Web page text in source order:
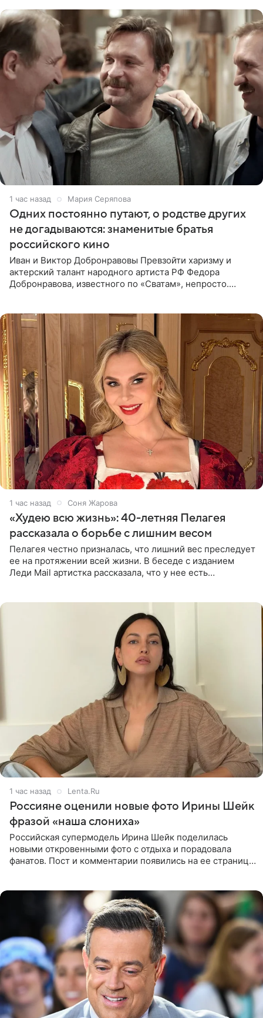
1 час назад Мария Серяпова
Одних постоянно путают, о родстве других
не догадываются: знаменитые братья
российского кино
Иван и Виктор Добронравовы Превзойти харизму и
актерский талант народного артиста РФ Федора
Добронравова, известного по «Сватам», непросто.
1 час назад Соня Жарова
«Худею всю жизнь»: 40-летняя Пелагея
рассказала о борьбе с лишним весом
Пелагея честно призналась, что лишний вес преследует
ее на протяжении всей жизни. В беседе с изданием
Леди Mail артистка рассказала, что у нее есть
1 час назад Lenta.Ru
Россияне оценили новые фото Ирины Шейк
фразой «наша слониха»
Российская супермодель Ирина Шейк поделилась
новыми откровенными фото с отдыха и порадовала
фанатов. Пост и комментарии появились на ее странице